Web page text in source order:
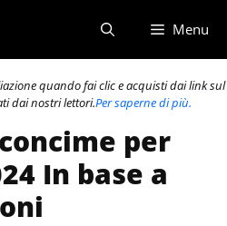
Menu
quando fai clic e acquisti dai link sul
dai nostri lettori.Per saperne di più.
per
In base a